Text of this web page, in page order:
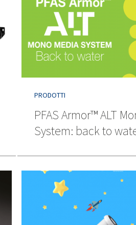
PRODOTTI
PFAS Armor™ ALT
System: back to